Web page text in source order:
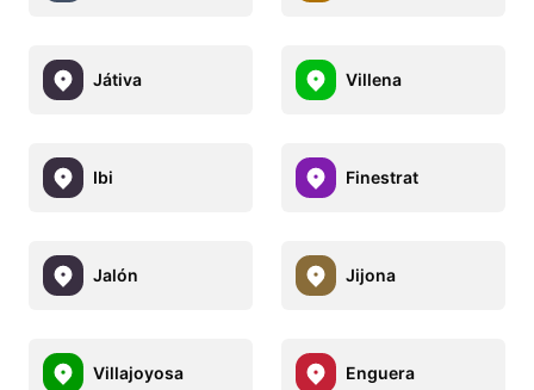
Játiva Villena
Ibi Finestrat
Jalón Jijona
Villajoyosa Enguera